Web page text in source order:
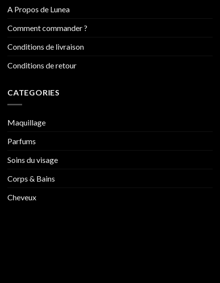
A Propos de Lunea
Comment commander ?
Conditions de livraison
Conditions de retour
CATEGORIES
Maquillage
Parfums
Soins du visage
Corps & Bains
Cheveux